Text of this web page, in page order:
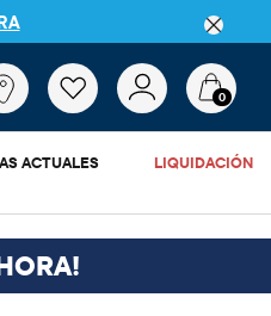
productos a medida que
0
ACTUALES LIQUIDACIÓN